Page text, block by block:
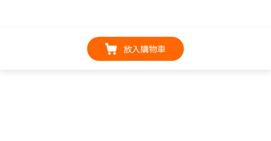
放入購物車